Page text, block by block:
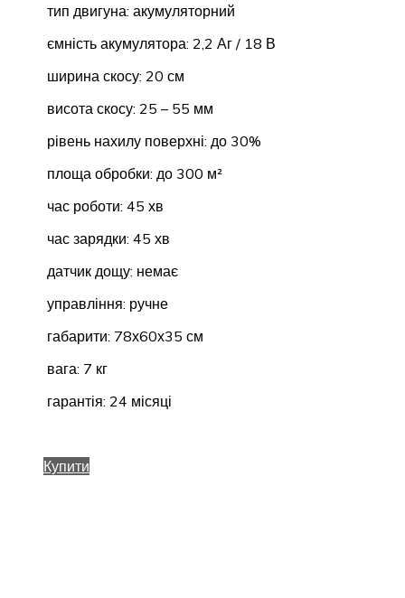
тип двигуна: акумуляторний
ємність акумулятора: 2,2 Аг / 18 В
ширина скосу: 20 см
висота скосу: 25 – 55 мм
рівень нахилу поверхні: до 30%
площа обробки: до 300 м²
час роботи: 45 хв
час зарядки: 45 хв
датчик дощу: немає
управління: ручне
габарити: 78х60х35 см
вага: 7 кг
гарантія: 24 місяці
Купити